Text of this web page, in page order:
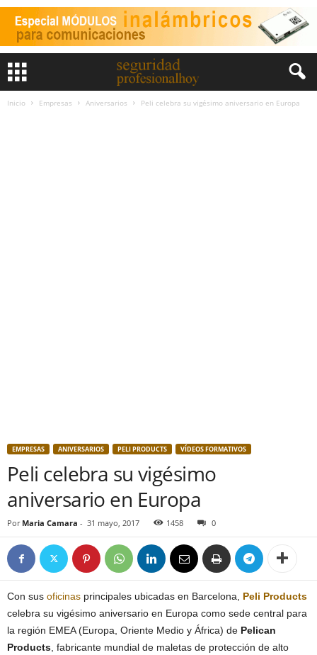
Inicio Empresas Aniversarios Peli celebra su vigésimo aniversario en Europa
EMPRESAS ANIVERSARIOS PELI PRODUCTS VÍDEOS FORMATIVOS
Peli celebra su vigésimo
aniversario en Europa
Por Maria Camara - 31 mayo, 2017 1458 0
Con sus oficinas principales ubicadas en Barcelona, Peli Products
celebra su vigésimo aniversario en Europa como sede central para
la región EMEA (Europa, Oriente Medio y África) de Pelican
Products , fabricante mundial de maletas de protección de alto